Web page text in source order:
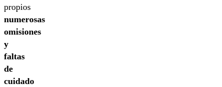
propios
numerosas
omisiones
y
faltas
de
cuidado